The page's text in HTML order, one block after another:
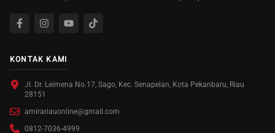
KONTAK KAMI
Jl. Dr. Leimena No.17, Sago, Kec. Senapelan, Kota Pekanbaru, Riau
28151
amirariauonline@gmail.com
0812-7036-4999